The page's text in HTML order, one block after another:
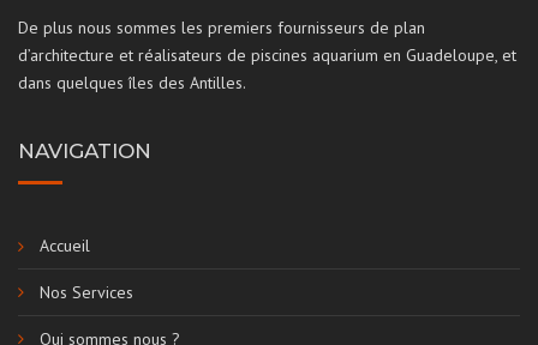
De plus nous sommes les premiers fournisseurs de plan
d’architecture et réalisateurs de piscines aquarium en Guadeloupe, et
dans quelques îles des Antilles.
NAVIGATION
Accueil
Nos Services
Qui sommes nous ?